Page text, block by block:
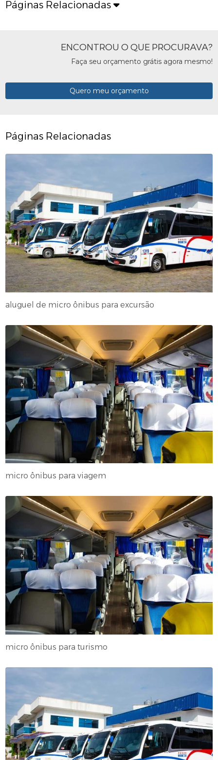
Páginas Relacionadas
ENCONTROU O QUE PROCURAVA?
Faça seu orçamento grátis agora mesmo!
Quero meu orçamento
Páginas Relacionadas
aluguel de micro ônibus para excursão
micro ônibus para viagem
micro ônibus para turismo